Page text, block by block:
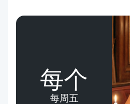
每个
每周五